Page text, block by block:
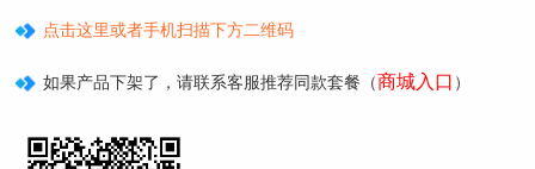
点击这里或者手机扫描下方二维码
如果产品下架了，请联系客服推荐同款套餐（商城入口 ）